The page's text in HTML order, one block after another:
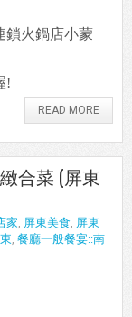
鎖火鍋店小蒙
!
READ MORE
合菜 (屏東
家 屏東美食 屏東
餐廳一般餐宴::南